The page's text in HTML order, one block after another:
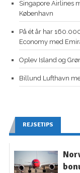
Singapore Airlines
København
På ét år har
Economy med
Oplev Island og
Billund Lufthavn
REJSETIPS